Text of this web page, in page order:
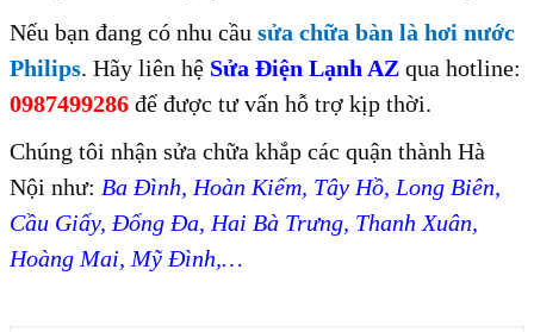
Nếu bạn đang có nhu cầu sửa chữa bàn là hơi nước
Philips. Hãy liên hệ Sửa Điện Lạnh AZ qua hotline:
0987499286 để được tư vấn hỗ trợ kịp thời.
Chúng tôi nhận sửa chữa khắp các quận thành Hà
Nội như: Ba Đình, Hoàn Kiếm, Tây Hồ, Long Biên,
Cầu Giấy, Đống Đa, Hai Bà Trưng, Thanh Xuân,
Hoàng Mai, Mỹ Đình,…